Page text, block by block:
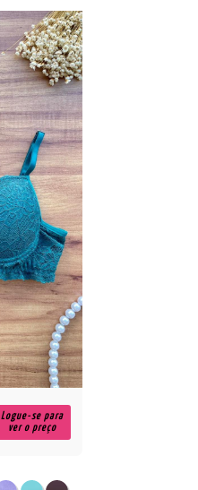
Logue-se para
ver o preço